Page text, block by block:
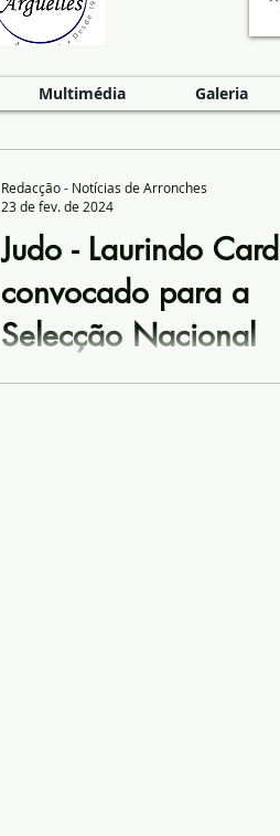
Multimédia Galeria
Judo - Laurindo
convocado para a
Selecção Nacional
O Atleta arronchense Laurindo
Redacção - Notícias de Arronches
23 de fev. de 2024